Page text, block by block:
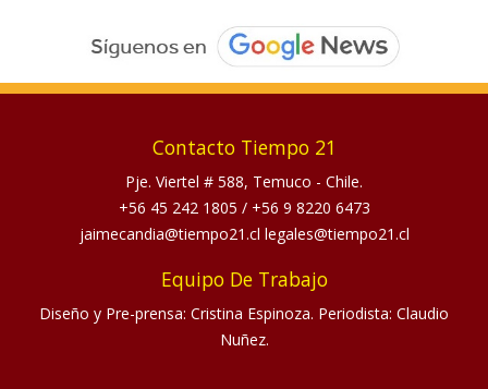
Contacto Tiempo 21
Pje. Viertel # 588, Temuco - Chile.
+56 45 242 1805 / +56 9 8220 6473
jaimecandia@tiempo21.cl legales@tiempo21.cl
Equipo De Trabajo
Diseño y Pre-prensa: Cristina Espinoza. Periodista: Claudio
Nuñez.